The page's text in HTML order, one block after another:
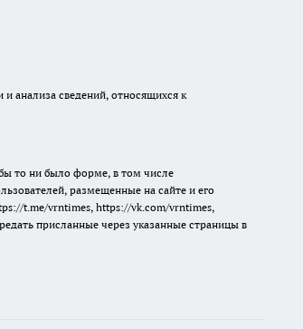
анализа сведений, относящихся к
то ни было форме, в том числе
размещенные на сайте и его
t.me/vrntimes, https://vk.com/vrntimes,
присланные через указанные страницы в